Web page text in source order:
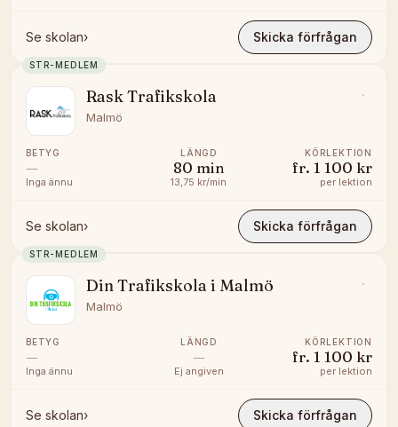
Se skolan› Skicka förfrågan
STR-MEDLEM
Rask Trafikskola
Malmö
BETYG
—
Inga ännu
LÄNGD
80 min
13,75 kr/min
KÖRLEKTION
fr. 1 100 kr
per lektion
Se skolan› Skicka förfrågan
STR-MEDLEM
Din Trafikskola i Malmö
Malmö
BETYG
—
Inga ännu
LÄNGD
—
Ej angiven
KÖRLEKTION
fr. 1 100 kr
per lektion
Se skolan› Skicka förfrågan